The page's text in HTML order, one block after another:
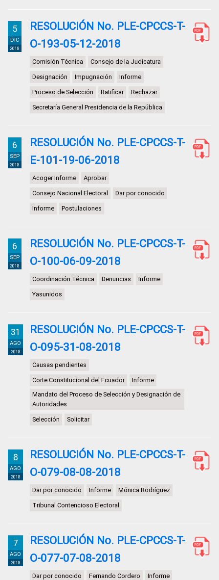
5
DIC
2018
RESOLUCIÓN No. PLE-CPCCS-T-
O-193-05-12-2018
Comisión Técnica Consejo de la Judicatura
Designación Impugnación Informe
Proceso de Selección Ratificar Rechazar
Secretaría General Presidencia de la República
6
SEP
2018
RESOLUCIÓN No. PLE-CPCCS-T-
E-101-19-06-2018
Acoger Informe Aprobar
Consejo Nacional Electoral Dar por conocido
Informe Postulaciones
6
SEP
2018
RESOLUCIÓN No. PLE-CPCCS-T-
O-100-06-09-2018
Coordinación Técnica Denuncias Informe
Yasunidos
31
AGO
2018
RESOLUCIÓN No. PLE-CPCCS-T-
O-095-31-08-2018
Causas pendientes
Corte Constitucional del Ecuador
Informe
Mandato del Proceso de Selección y Designación de
Autoridades
Selección Solicitar
8
AGO
2018
RESOLUCIÓN No. PLE-CPCCS-T-
O-079-08-08-2018
Dar por conocido Informe Mónica Rodríguez
Tribunal Contencioso Electoral
7
AGO
2018
RESOLUCIÓN No. PLE-CPCCS-T-
O-077-07-08-2018
Dar por conocido Fernando Cordero Informe